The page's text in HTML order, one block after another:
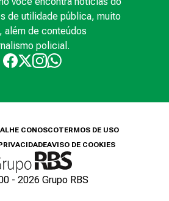
de utilidade pública, muito
além de conteúdos
policial.
CONOSCOTERMOS DE USO
AVISO DE COOKIES
- 2026 Grupo RBS